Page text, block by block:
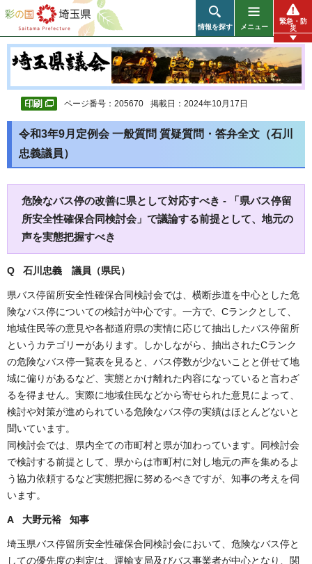
彩の国 埼玉県
情報を探す メニュー
緊急・防
災
ページ番号：205670 掲載日：2024年10月17日
令和3年9月定例会 一般質問 質疑質問・答弁全文（石川
忠義議員）
危険なバス停の改善に県として対応すべき - 「県バス停留
所安全性確保合同検討会」で議論する前提として、地元の
声を実態把握すべき
Q 石川忠義 議員（県民）
県バス停留所安全性確保合同検討会では、横断歩道を中心とした危
険なバス停についての検討が中心です。一方で、Cランクとして、
地域住民等の意見や各都道府県の実情に応じて抽出したバス停留所
というカテゴリーがあります。しかしながら、抽出されたCランク
の危険なバス停一覧表を見ると、バス停数が少ないことと併せて地
域に偏りがあるなど、実態とかけ離れた内容になっていると言わざ
るを得ません。実際に地域住民などから寄せられた意見によって、
検討や対策が進められている危険なバス停の実績はほとんどないと
聞いています。
同検討会では、県内全ての市町村と県が加わっています。同検討会
で検討する前提として、県からは市町村に対し地元の声を集めるよ
う協力依頼するなど実態把握に努めるべきですが、知事の考えを伺
います。
A 大野元裕 知事
埼玉県バス停留所安全性確保合同検討会において、危険なバス停と
しての優先度の判定は、運輸支局及びバス事業者が中心となり、関